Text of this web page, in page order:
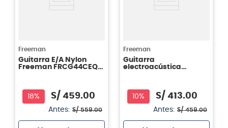
Freeman
Guitarra E/A Nylon
Freeman FRCG44CEQ
18% S/ 459.00
Antes: S/ 559.00
Freeman
Guitarra
electroacústica
negro (BK)
10%
S/ 413.00
Antes: S/ 459.00